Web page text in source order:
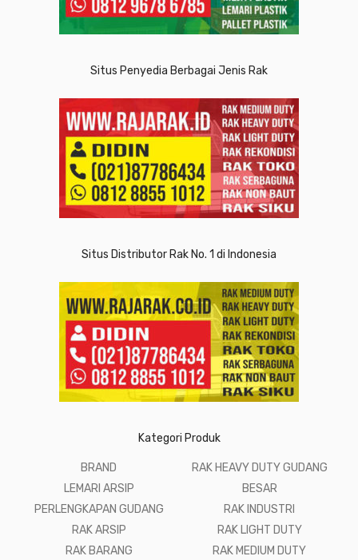
Situs Penyedia Berbagai Jenis Rak
Situs Distributor Rak No. 1 di Indonesia
Kategori Produk
BRAND
LEMARI ARSIP
PERLENGKAPAN GUDANG
RAK ARSIP
RAK BARANG
RAK HEAVY DUTY GUDANG
BESAR
RAK INDUSTRI
RAK LIGHT DUTY
RAK MEDIUM DUTY